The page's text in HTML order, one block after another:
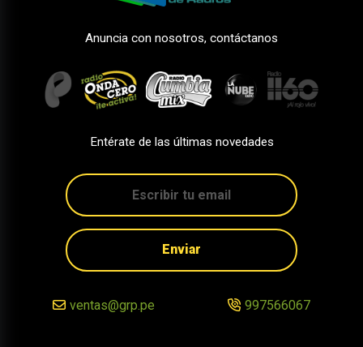
Anuncia con nosotros, contáctanos
Entérate de las últimas novedades
Enviar
ventas@grp.pe 997566067